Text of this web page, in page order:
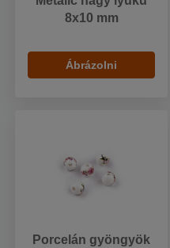
8x10 mm
Ábrázolni
Porcelán gyöngyök